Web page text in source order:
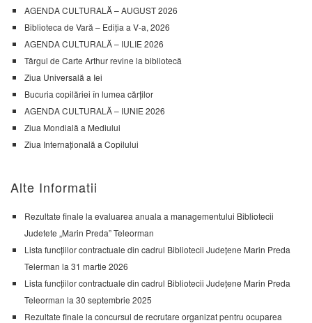
AGENDA CULTURALĂ – AUGUST 2026
Biblioteca de Vară – Ediția a V-a, 2026
AGENDA CULTURALĂ – IULIE 2026
Târgul de Carte Arthur revine la bibliotecă
Ziua Universală a Iei
Bucuria copilăriei în lumea cărților
AGENDA CULTURALĂ – IUNIE 2026
Ziua Mondială a Mediului
Ziua Internațională a Copilului
Alte Informatii
Rezultate finale la evaluarea anuala a managementului Bibliotecii
Judetete „Marin Preda” Teleorman
Lista funcțiilor contractuale din cadrul Bibliotecii Județene Marin Preda
Telerman la 31 martie 2026
Lista funcțiilor contractuale din cadrul Bibliotecii Județene Marin Preda
Teleorman la 30 septembrie 2025
Rezultate finale la concursul de recrutare organizat pentru ocuparea